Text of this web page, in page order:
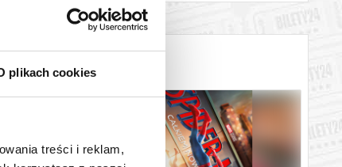
plikach cookies
treści i reklam,